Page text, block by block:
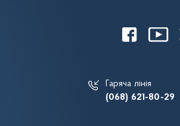
Гаряча лінія
(068) 621-80-29